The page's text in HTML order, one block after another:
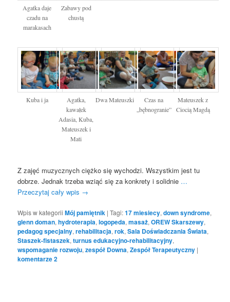
Agatka daje
czadu na
marakasach
Zabawy pod
chustą
Kuba i ja
Agatka,
kawałek
Adasia, Kuba,
Mateuszek i
Mati
Dwa Mateuszki
Czas na
„bębnogranie”
Mateuszek z
Ciocią Magdą
Z zajęć muzycznych ciężko się wychodzi. Wszystkim jest tu
dobrze. Jednak trzeba wziąć się za konkrety i solidnie …
Przeczytaj cały wpis →
Wpis w kategoriiMój pamiętnik |Tagi:17 miesiecy,down syndrome,
glenn doman,hydroterapia,logopeda,masaż,OREW Skarszewy,
pedagog specjalny,rehabilitacja,rok,Sala Doświadczania Świata,
Staszek-fistaszek,turnus edukacyjno-rehabilitacyjny,
wspomaganie rozwoju,zespół Downa,Zespół Terapeutyczny |
komentarze2